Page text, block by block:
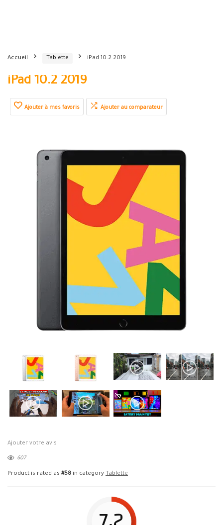
Accueil Tablette iPad 10.2 2019
iPad 10.2 2019
Ajouter à mes favoris Ajouter au comparateur
Ajouter votre avis
607
Product is rated as #58 in category Tablette